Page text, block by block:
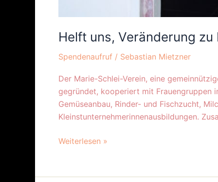
Helft uns, Veränderung zu
Spendenaufruf / Sebastian Mietzner
Der Marie-Schlei-Verein, eine
gegründet, kooperiert mit Frauengruppen
Gemüseanbau, Rinder- und Fischzucht,
Kleinstunternehmerinnenausbildungen.
Weiterlesen »